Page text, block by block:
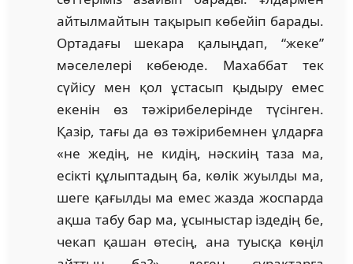
айтылмайтын тақырып көбейіп барады.
Ортадағы шекара қалыңдап, “жеке”
мәселелері көбеюде. Махаббат тек
сүйісу мен қол ұстасып қыдыру емес
екенін өз тәжірибелерінде түсінген.
Қазір, тағы да өз тәжірибемнен ұлдарға
«не жедің, не кидің, нәскиің таза ма,
есікті құлыптадың ба, көлік жуылды ма,
шеге қағылды ма емес жазда жоспарда
ақша табу бар ма, ұсыныстар іздедің бе,
чекап қашан өтесің, ана туысқа көңіл